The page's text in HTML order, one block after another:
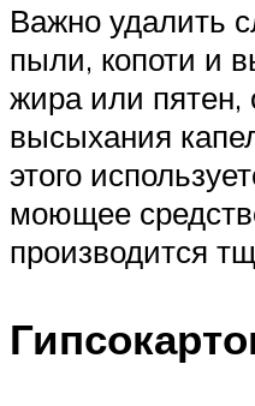
Важно удалить
пыли, копоти и
жира или
высыхания
этого
моющее
производится